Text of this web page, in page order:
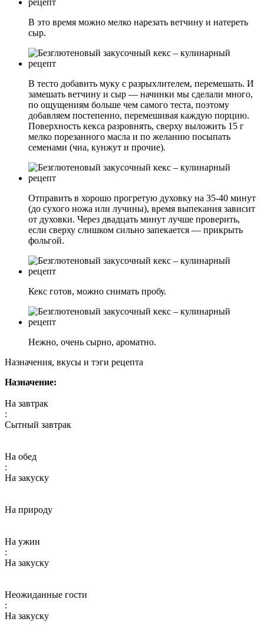
В это время можно мелко нарезать ветчину и натереть
сыр.
В тесто добавить муку с разрыхлителем, перемешать. И
замешать ветчину и сыр — начинки мы сделали много,
по ощущениям больше чем самого теста, поэтому
добавляем постепенно, перемешивая каждую порцию.
Поверхность кекса разровнять, сверху выложить 15 г
мелко порезанного масла и по желанию посыпать
семенами (чиа, кунжут и прочие).
Отправить в хорошо прогретую духовку на 35-40 минут
(до сухого ножа или лучины), время выпекания зависит
от духовки. Через двадцать минут лучше проверить,
если сверху слишком сильно запекается — прикрыть
фольгой.
Кекс готов, можно снимать пробу.
Нежно, очень сырно, ароматно.
Назначения, вкусы и тэги рецепта
Назначение:
На завтрак
:
Сытный завтрак
На обед
:
На закуску
На природу
На ужин
:
На закуску
Неожиданные гости
:
На закуску